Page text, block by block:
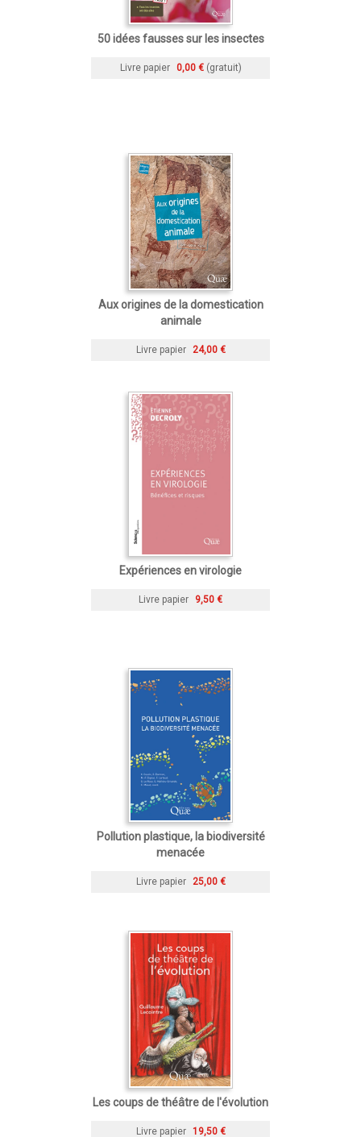
50 idées fausses sur les insectes
Livre papier 0,00 € (gratuit)
Aux origines de la domestication
animale
Livre papier 24,00 €
Expériences en virologie
Livre papier 9,50 €
Pollution plastique, la biodiversité
menacée
Livre papier 25,00 €
Les coups de théâtre de l'évolution
Livre papier 19,50 €